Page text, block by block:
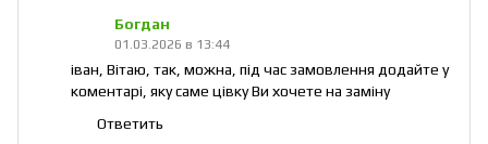
Богдан
01.03.2026 в 13:44
іван, Вітаю, так, можна, під час замовлення додайте у
коментарі, яку саме цівку Ви хочете на заміну
Ответить